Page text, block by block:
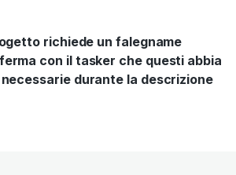
richiede un falegname
con il tasker che questi abbia
durante la descrizione